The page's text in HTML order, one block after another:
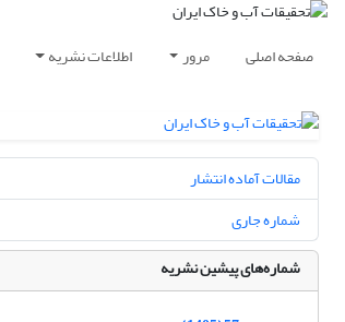
صفحه اصلی مرور اطلاعات نشریه
مقالات آماده انتشار
شماره جاری
شماره‌های پیشین نشریه